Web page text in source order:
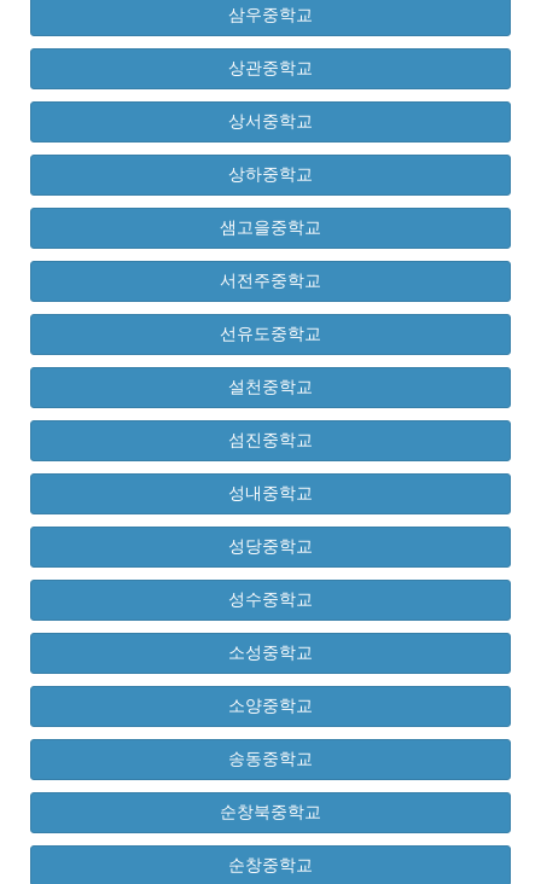
삼우중학교
상관중학교
상서중학교
상하중학교
샘고을중학교
서전주중학교
선유도중학교
설천중학교
섬진중학교
성내중학교
성당중학교
성수중학교
소성중학교
소양중학교
송동중학교
순창북중학교
순창중학교